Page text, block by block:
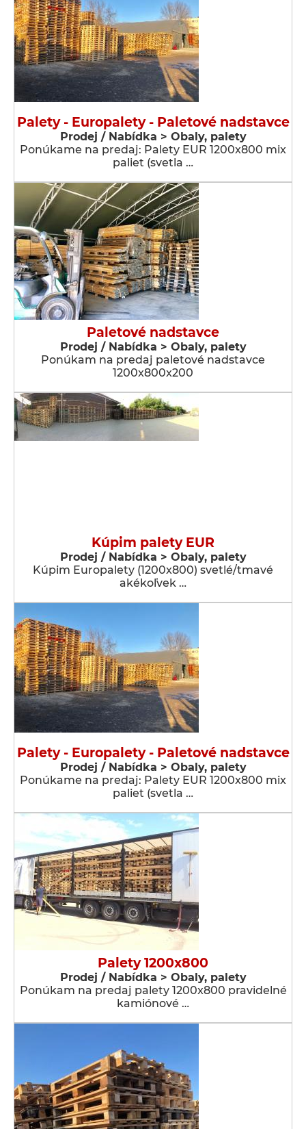
Palety - Europalety - Paletové nadstavce
Prodej / Nabídka > Obaly, palety
Ponúkame na predaj: Palety EUR 1200x800 mix
paliet (svetla …
Paletové nadstavce
Prodej / Nabídka > Obaly, palety
Ponúkam na predaj paletové nadstavce
1200x800x200
Kúpim palety EUR
Prodej / Nabídka > Obaly, palety
Kúpim Europalety (1200x800) svetlé/tmavé
akékoľvek …
Palety - Europalety - Paletové nadstavce
Prodej / Nabídka > Obaly, palety
Ponúkame na predaj: Palety EUR 1200x800 mix
paliet (svetla …
Palety 1200x800
Prodej / Nabídka > Obaly, palety
Ponúkam na predaj palety 1200x800 pravidelné
kamiónové …